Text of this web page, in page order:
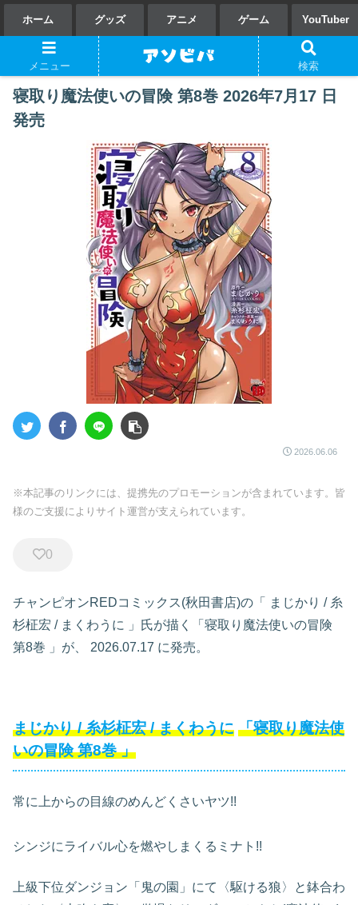
ホーム グッズ アニメ ゲーム YouTuber
寝取り魔法使いの冒険 第8巻 2026年7月17 日
発売
2026.06.06
※本記事のリンクには、提携先のプロモーションが含まれています。皆
様のご支援によりサイト運営が支えられています。
0
チャンピオンREDコミックス(秋田書店)の「 まじかり /糸
杉柾宏 /まくわうに
」氏が描く「寝取り魔法使いの冒険
第8巻 」が、 2026.07.17 に発売。
まじかり/糸杉柾宏/まくわうに 「寝取り魔法使
いの冒険第8巻」
常に上からの目線のめんどくさいヤツ!!
シンジにライバル心を燃やしまくるミナト!!
上級下位ダンジョン「鬼の園」にて〈駆ける狼〉と鉢合わ
メニュー 検索